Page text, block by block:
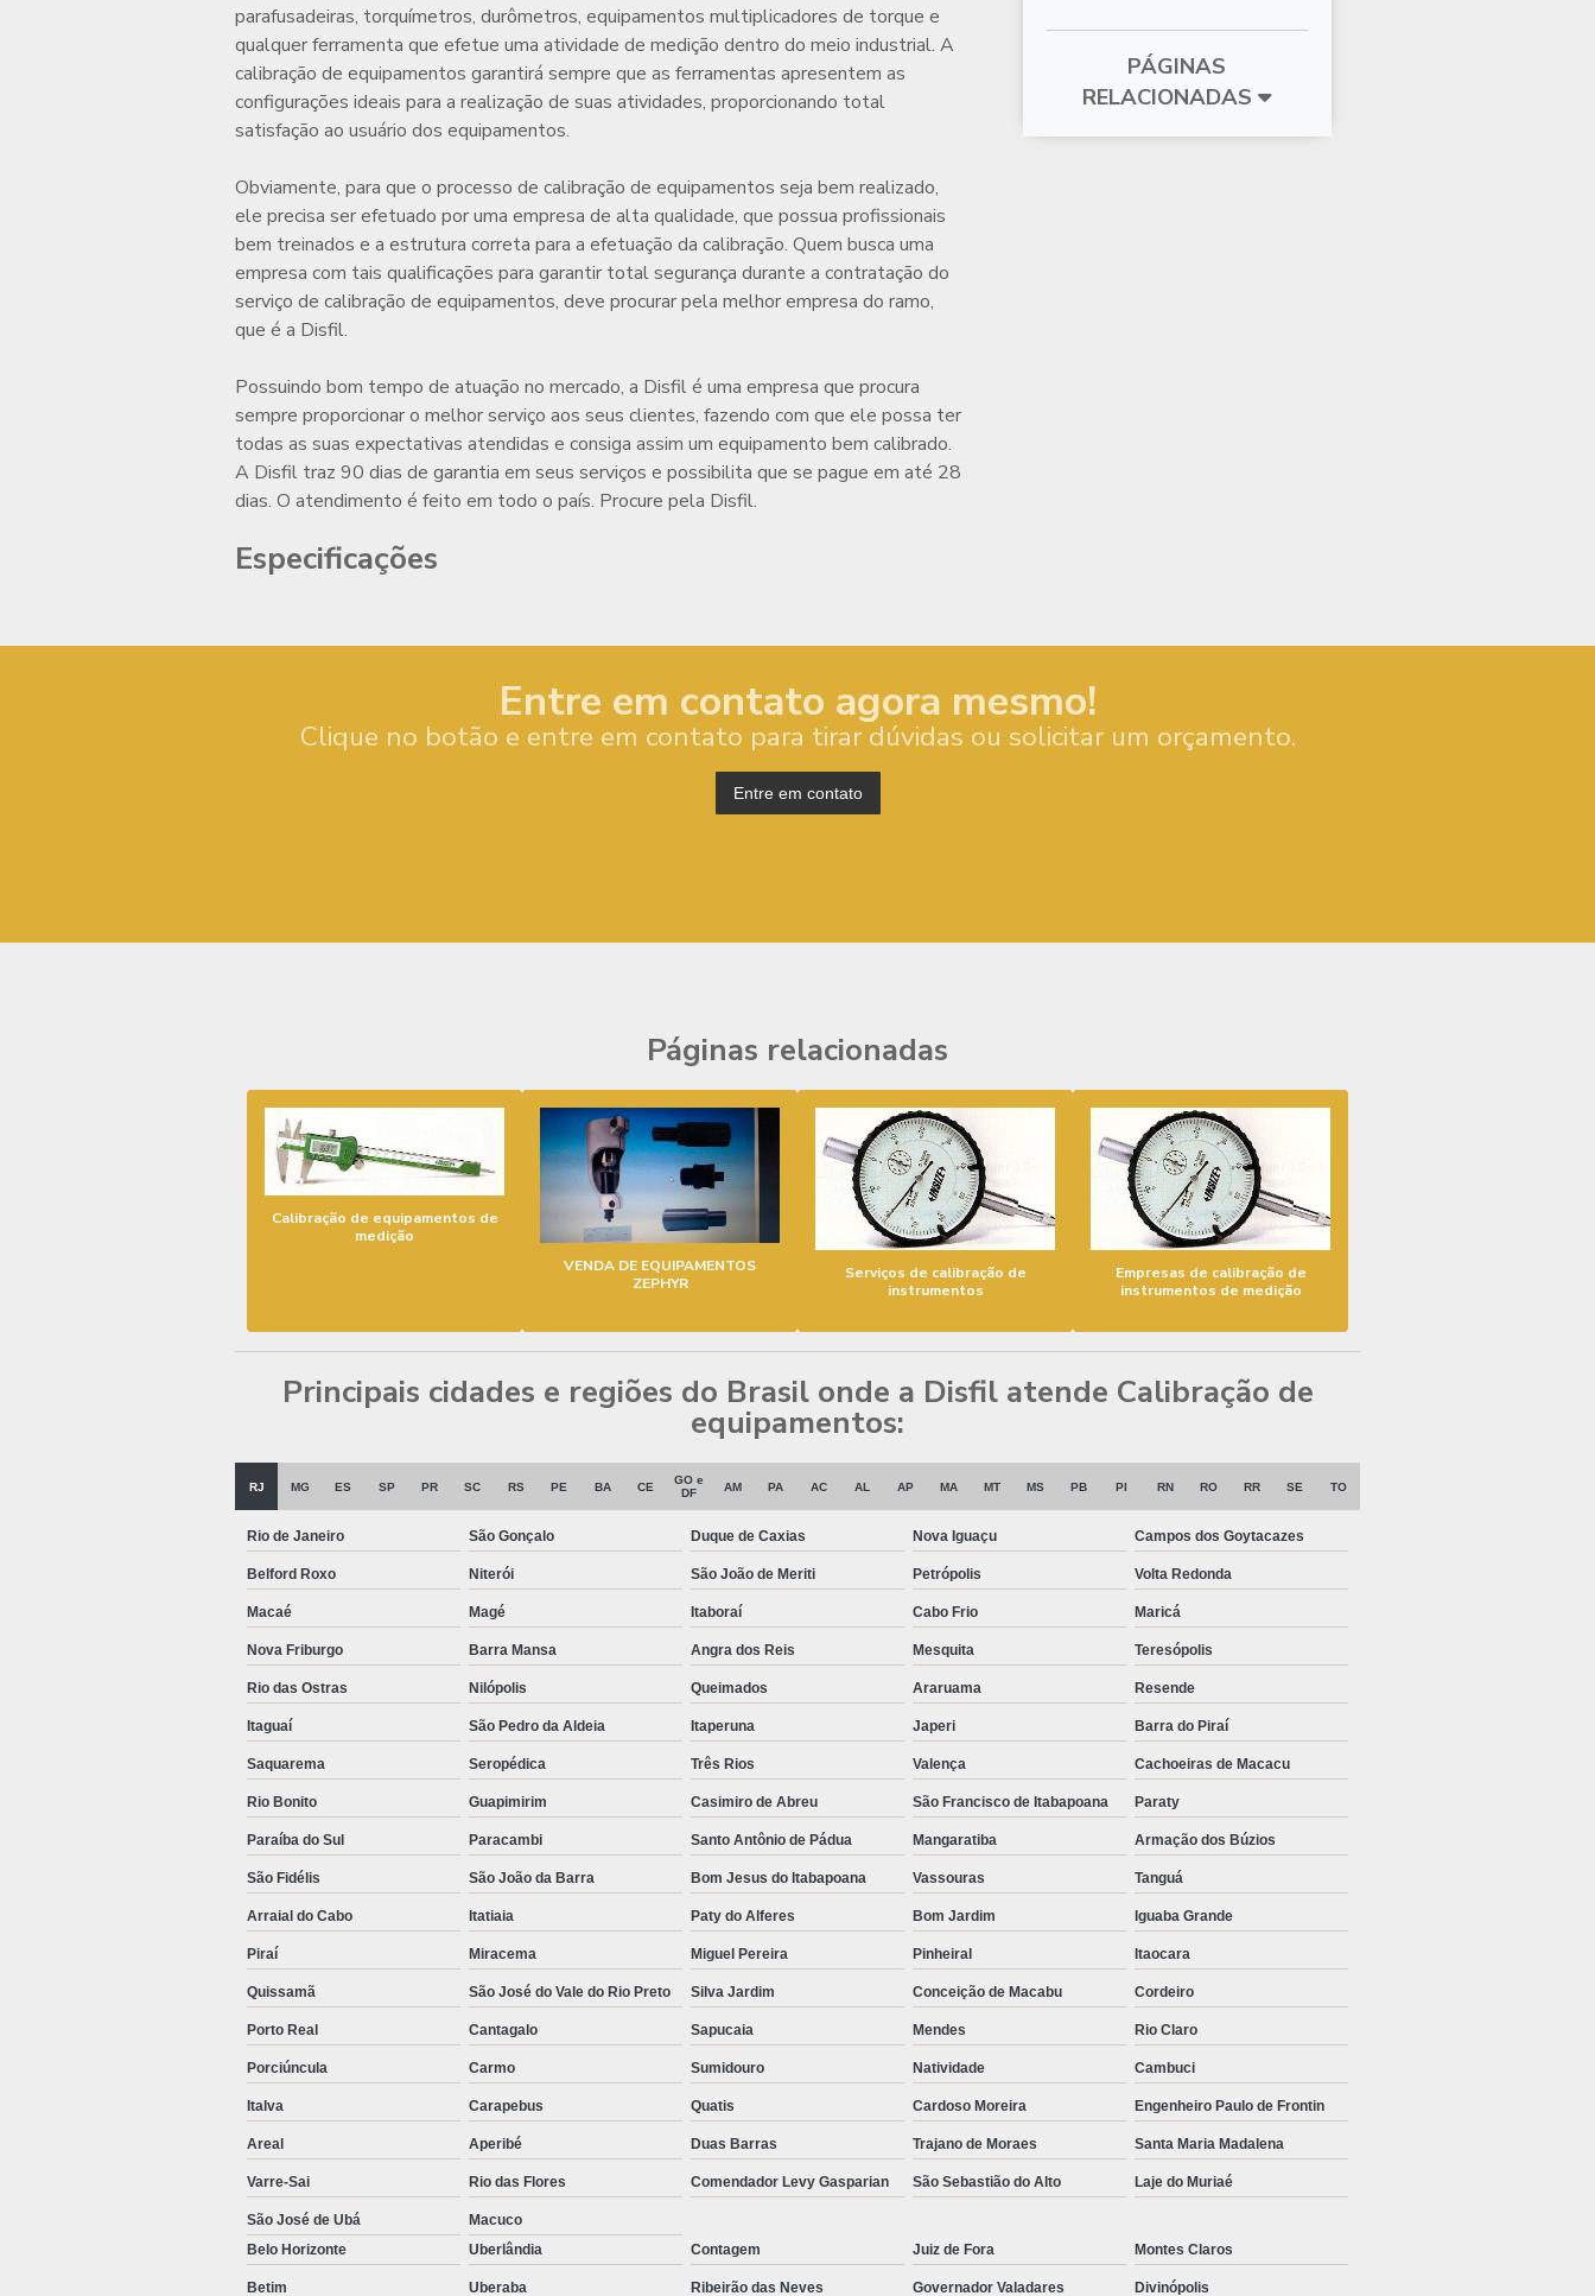
parafusadeiras, torquímetros, durômetros, equipamentos multiplicadores de torque e
qualquer ferramenta que efetue uma atividade de medição dentro do meio industrial. A
calibração de equipamentos garantirá sempre que as ferramentas apresentem as
configurações ideais para a realização de suas atividades, proporcionando total
satisfação ao usuário dos equipamentos.
Obviamente, para que o processo de calibração de equipamentos seja bem realizado,
ele precisa ser efetuado por uma empresa de alta qualidade, que possua profissionais
bem treinados e a estrutura correta para a efetuação da calibração. Quem busca uma
empresa com tais qualificações para garantir total segurança durante a contratação do
serviço de calibração de equipamentos, deve procurar pela melhor empresa do ramo,
que é a Disfil.
Possuindo bom tempo de atuação no mercado, a Disfil é uma empresa que procura
sempre proporcionar o melhor serviço aos seus clientes, fazendo com que ele possa ter
todas as suas expectativas atendidas e consiga assim um equipamento bem calibrado.
A Disfil traz 90 dias de garantia em seus serviços e possibilita que se pague em até 28
dias. O atendimento é feito em todo o país. Procure pela Disfil.
Especificações
PÁGINAS
RELACIONADAS
Entre em contato agora mesmo!
Clique no botão e entre em contato para tirar dúvidas ou solicitar um orçamento.
Entre em contato
Páginas relacionadas
Calibração de equipamentos de
medição
VENDA DE EQUIPAMENTOS
ZEPHYR
Serviços de calibração de
instrumentos
Empresas de calibração de
instrumentos de medição
Principais cidades e regiões do Brasil onde a Disfil atende Calibração de
equipamentos:
RJ MG ES SP PR SC RS PE BA CE
GO e
DF
AM PA AC AL AP MA MT MS PB PI RN RO RR SE TO
Rio de Janeiro São Gonçalo Duque de Caxias Nova Iguaçu Campos dos Goytacazes
Belford Roxo Niterói São João de Meriti Petrópolis Volta Redonda
Macaé Magé Itaboraí Cabo Frio Maricá
Nova Friburgo Barra Mansa Angra dos Reis Mesquita Teresópolis
Rio das Ostras Nilópolis Queimados Araruama Resende
Itaguaí São Pedro da Aldeia Itaperuna Japeri Barra do Piraí
Saquarema Seropédica Três Rios Valença Cachoeiras de Macacu
Rio Bonito Guapimirim Casimiro de Abreu São Francisco de Itabapoana Paraty
Paraíba do Sul Paracambi Santo Antônio de Pádua Mangaratiba Armação dos Búzios
São Fidélis São João da Barra Bom Jesus do Itabapoana Vassouras Tanguá
Arraial do Cabo Itatiaia Paty do Alferes Bom Jardim Iguaba Grande
Piraí Miracema Miguel Pereira Pinheiral Itaocara
Quissamã São José do Vale do Rio Preto Silva Jardim Conceição de Macabu Cordeiro
Porto Real Cantagalo Sapucaia Mendes Rio Claro
Porciúncula Carmo Sumidouro Natividade Cambuci
Italva Carapebus Quatis Cardoso Moreira Engenheiro Paulo de Frontin
Areal Aperibé Duas Barras Trajano de Moraes Santa Maria Madalena
Varre-Sai Rio das Flores Comendador Levy Gasparian São Sebastião do Alto Laje do Muriaé
São José de Ubá
Macuco
Belo Horizonte
Uberlândia Contagem Juiz de Fora Montes Claros
Betim Uberaba Ribeirão das Neves Governador Valadares Divinópolis